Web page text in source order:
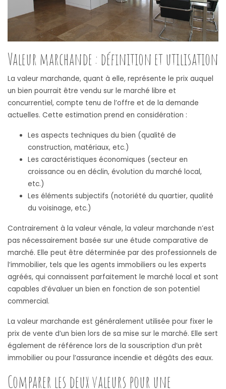
Valeur marchande : définition et utilisation
La valeur marchande, quant à elle, représente le prix auquel
un bien pourrait être vendu sur le marché libre et
concurrentiel, compte tenu de l’offre et de la demande
actuelles. Cette estimation prend en considération :
Les aspects techniques du bien (qualité de
construction, matériaux, etc.)
Les caractéristiques économiques (secteur en
croissance ou en déclin, évolution du marché local,
etc.)
Les éléments subjectifs (notoriété du quartier, qualité
du voisinage, etc.)
Contrairement à la valeur vénale, la valeur marchande n’est
pas nécessairement basée sur une étude comparative de
marché. Elle peut être déterminée par des professionnels de
l’immobilier, tels que les agents immobiliers ou les experts
agréés, qui connaissent parfaitement le marché local et sont
capables d’évaluer un bien en fonction de son potentiel
commercial.
La valeur marchande est généralement utilisée pour fixer le
prix de vente d’un bien lors de sa mise sur le marché. Elle sert
également de référence lors de la souscription d’un prêt
immobilier ou pour l’assurance incendie et dégâts des eaux.
Comparer les deux valeurs pour une